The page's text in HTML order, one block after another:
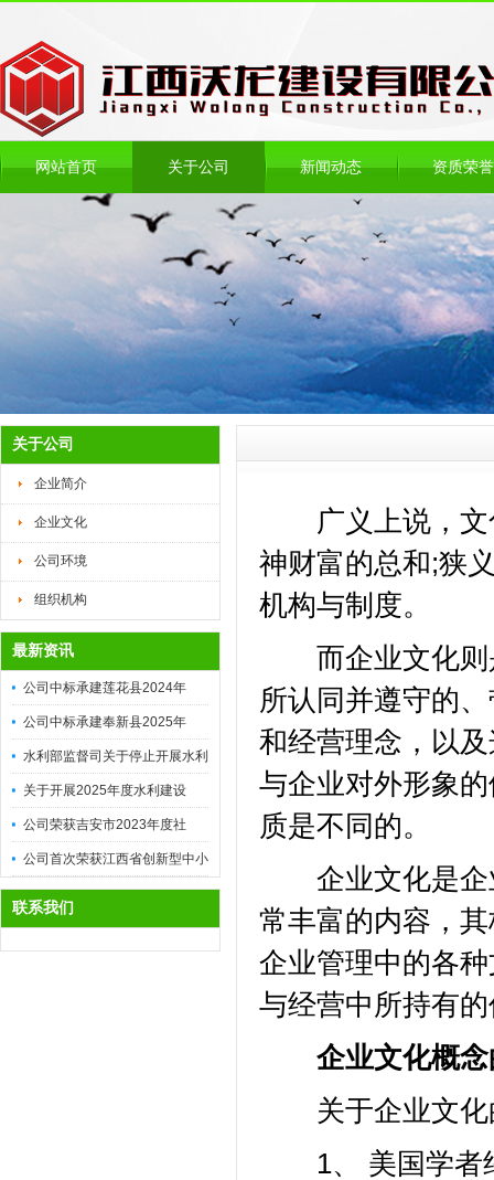
网站首页 关于公司 新闻动态 资质荣誉
关于公司
企业简介
企业文化
公司环境
组织机构
最新资讯
公司中标承建莲花县2024年
高...
公司中标承建奉新县2025年
高...
水利部监督司关于停止开展水利
安...
关于开展2025年度水利建设
市...
公司荣获吉安市2023年度社
会...
公司首次荣获江西省创新型中小
企...
联系我们
广义上说，文
神财富的总和;狭
机构与制度。
而企业文化则
所认同并遵守的
和经营理念，以
与企业对外形象
质是不同的。
企业文化是企
常丰富的内容，
企业管理中的各
与经营中所持有
企业文化概念
关于企业文化
1、 美国学者约